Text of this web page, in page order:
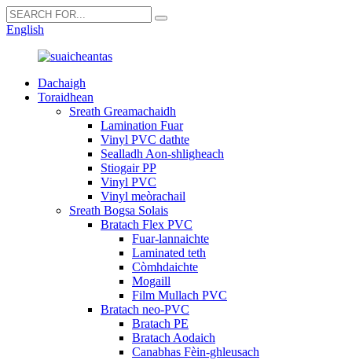
English
Dachaigh
Toraidhean
Sreath Greamachaidh
Lamination Fuar
Vinyl PVC dathte
Sealladh Aon-shligheach
Stiogair PP
Vinyl PVC
Vinyl meòrachail
Sreath Bogsa Solais
Bratach Flex PVC
Fuar-lannaichte
Laminated teth
Còmhdaichte
Mogaill
Film Mullach PVC
Bratach neo-PVC
Bratach PE
Bratach Aodaich
Canabhas Fèin-ghleusach